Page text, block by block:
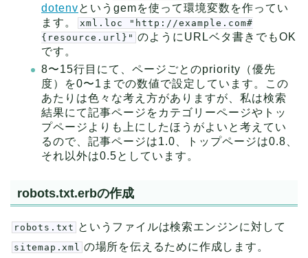
dotenvというgemを使って環境変数を作ってい
ます。
xml.loc "http://example.com#
{resource.url}" のようにURLベタ書きでもOK
です。
8〜15行目にて、ページごとのpriority（優先
度）を0〜1までの数値で設定しています。この
あたりは色々な考え方がありますが、私は検索
結果にて記事ページをカテゴリーページやトッ
プページよりも上にしたほうがよいと考えてい
るので、記事ページは1.0、トップページは0.8、
それ以外は0.5としています。
robots.txt.erbの作成
robots.txt というファイルは検索エンジンに対して
sitemap.xml の場所を伝えるために作成します。